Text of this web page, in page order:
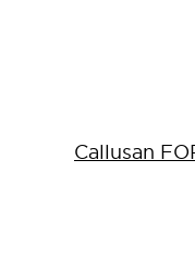
Callusan